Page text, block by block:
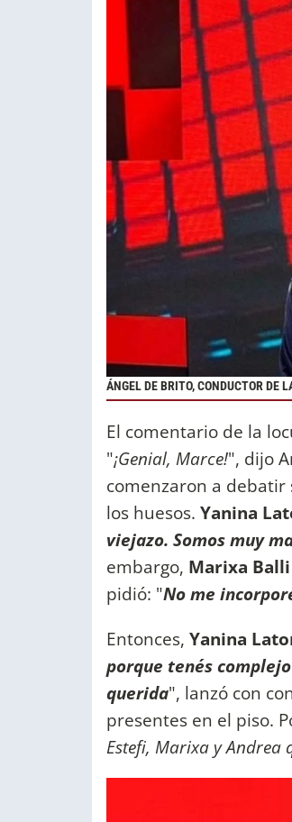
ÁNGEL DE BRITO, CONDUCTOR DE
El comentario de la
"¡Genial, Marce!", dijo
comenzaron a debatir
los huesos. Yanina
viejazo. Somos muy
embargo, Marixa Balli
pidió: "No me
Entonces, Yanina
porque tenés
querida", lanzó con
presentes en el piso.
Estefi, Marixa y Andrea